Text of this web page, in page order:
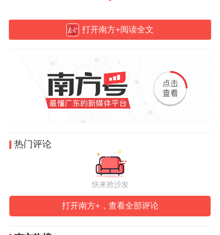
育科技领域的创新实践，让参观人员对企业
的技术实力、产业定位及发展理念有了全面
示，视源股份作为行业内的领军企业，在技
术创新与产业应用方面的经验值得高校学
习，此次实地考察为双方搭建了直观的交流
在随后的座谈交流会上，双方围绕核心
议题展开热烈讨论。伏焕昌常务副校长首先
介绍了广州理工学院的办学特色、学科建设
成果及人才培养目标。他指出，学院始终坚
打开南方+阅读全文
热门评论
快来抢沙发
打开南方+，查看全部评论